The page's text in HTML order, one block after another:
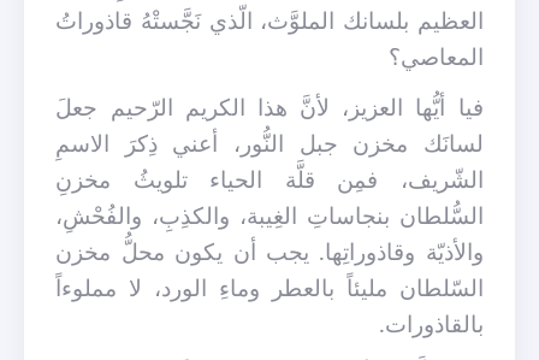
العظيم بلسانك الملوَّث، الّذي نَجَّستْهُ قاذوراتُ
المعاصي؟
فيا أيُّها العزيز، لأنَّ هذا الكريم الرّحيم جعلَ
لسانَك مخزن جبل النُّور، أعني ذِكرَ الاسمِ
الشّريف، فمِن قلَّة الحياء تلويثُ مخزنِ
السُّلطان بنجاساتِ الغِيبة، والكذِبِ، والفُحْشِ،
والأذيّة وقاذوراتِها. يجب أن يكون محلُّ مخزن
السّلطان مليئاً بالعطر وماءِ الورد، لا مملوءاً
بالقاذورات.